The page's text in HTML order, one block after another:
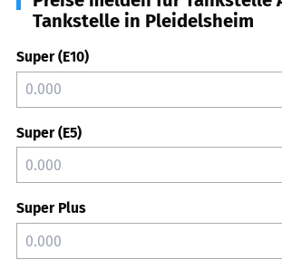
Tankstelle in Pleidelsheim
Super (E10)
Super (E5)
Super Plus